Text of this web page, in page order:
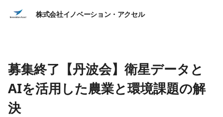
株式会社イノベーション・アクセル
募集終了【丹波会】衛星データと
AIを活用した農業と環境課題の解
決